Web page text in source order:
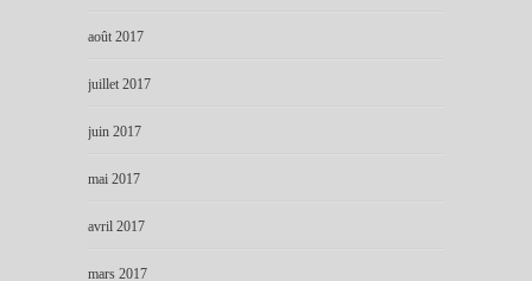
août 2017
juillet 2017
juin 2017
mai 2017
avril 2017
mars 2017